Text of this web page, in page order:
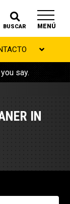
BUSCAR MENÚ
say.
IN